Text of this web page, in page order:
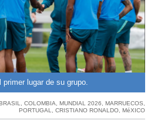
lugar de su grupo.
BRASIL, COLOMBIA, MUNDIAL 2026, MARRUECOS,
PORTUGAL, CRISTIANO RONALDO, MéXICO